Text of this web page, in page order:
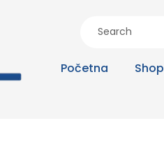
Početna Shop